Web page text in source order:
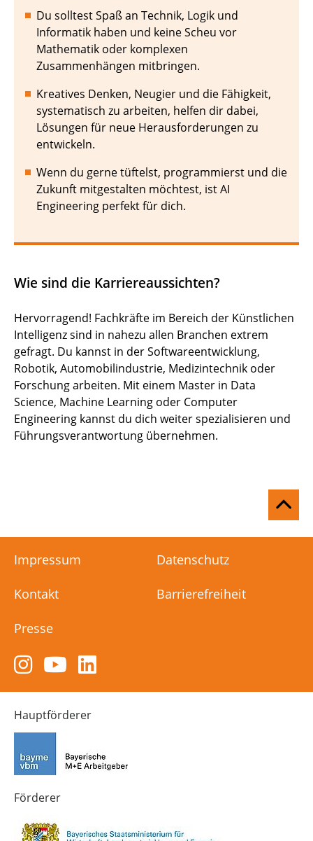
Du solltest Spaß an Technik, Logik und
Informatik haben und keine Scheu vor
Mathematik oder komplexen
Zusammenhängen mitbringen.
Kreatives Denken, Neugier und die Fähigkeit,
systematisch zu arbeiten, helfen dir dabei,
Lösungen für neue Herausforderungen zu
entwickeln.
Wenn du gerne tüftelst, programmierst und die
Zukunft mitgestalten möchtest, ist AI
Engineering perfekt für dich.
Wie sind die Karriereaussichten?
Hervorragend! Fachkräfte im Bereich der Künstlichen
Intelligenz sind in nahezu allen Branchen extrem
gefragt. Du kannst in der Softwareentwicklung,
Robotik, Automobilindustrie, Medizintechnik oder
Forschung arbeiten. Mit einem Master in Data
Science, Machine Learning oder Computer
Engineering kannst du dich weiter spezialisieren und
Führungsverantwortung übernehmen.
Impressum Datenschutz
Kontakt Barrierefreiheit
Presse
Zum
Instagram-
Kanal
von
Technik-
in
Bayern
4.0
Zum
YouTube-
Kanal
von
LinkedIn-
Kanal
Hauptförderer
Förderer